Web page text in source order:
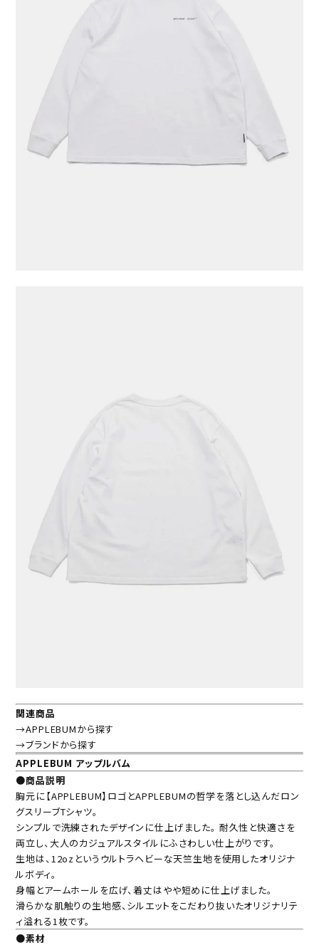
関連商品
→APPLEBUMから探す
→ブランドから探す
APPLEBUM アップルバム
●商品説明
胸元に【APPLEBUM】ロゴとAPPLEBUMの哲学を落とし込んだロン
グスリーブTシャツ。
シンプルで洗練されたデザインに仕上げました。 耐久性と快適さを
両立し、大人のカジュアルスタイルにふさわしい仕上がりです。
生地は、12ozというウルトラヘビーな天竺生地を使用したオリジナ
ルボディ。
身幅とアームホールを広げ、着丈はやや短めに仕上げました。
滑らかな肌触りの生地感、シルエットをこだわり抜いたオリジナリテ
ィ溢れる1枚です。
●素材